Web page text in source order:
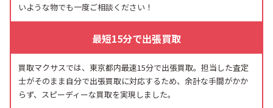
いような物でも一度ご相談ください！
最短15分で出張買取
買取マクサスでは、東京都内最速15分で出張買取。担当した査定
士がそのまま自分で出張買取に対応するため、余計な手間がかか
らず、スピーディーな買取を実現しました。